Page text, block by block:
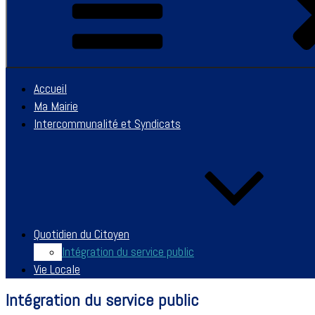
Accueil
Ma Mairie
Intercommunalité et Syndicats
Quotidien du Citoyen
Intégration du service public
Vie Locale
Intégration du service public